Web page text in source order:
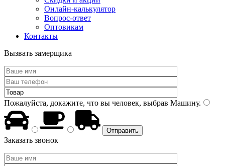
Онлайн-калькулятор
Вопрос-ответ
Оптовикам
Контакты
Вызвать замерщика
Пожалуйста, докажите, что вы человек, выбрав Машину.
Заказать звонок